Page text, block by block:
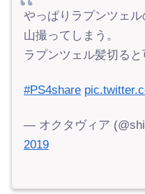
やっぱりラプンツェ
山撮ってしまう。
ラプンツェル髪切ると
#PS4share
— オクタヴィア
2019